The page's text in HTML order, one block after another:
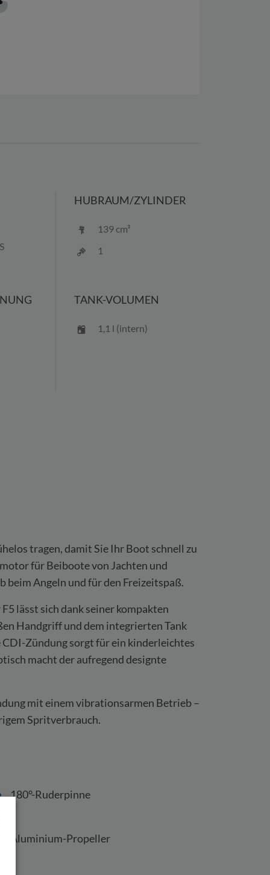
HUBRAUM/ZYLINDER
139 cm³
1
TANK-VOLUMEN
1,1 l (intern)
tragen, damit Sie Ihr Boot schnell zu
für Beiboote von Jachten und
beim Angeln und für den Freizeitspaß.
lässt sich dank seiner kompakten
Handgriff und dem integrierten Tank
Zündung sorgt für ein kinderleichtes
macht der aufregend designte
mit einem vibrationsarmen Betrieb –
Spritverbrauch.
180°-Ruderpinne
Aluminium-Propeller
Einwilligung jederzeit für die Zukunft per